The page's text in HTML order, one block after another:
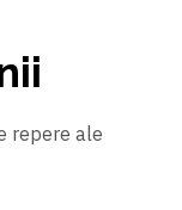
repere ale